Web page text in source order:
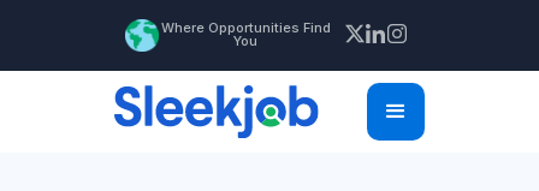
Where Opportunities Find
You